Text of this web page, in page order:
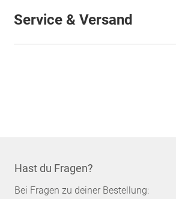
Service & Versand
Hast du Fragen?
Bei Fragen zu deiner Bestellung: